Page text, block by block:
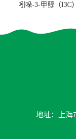
吲哚-3-甲醇（I3C
地址：上海